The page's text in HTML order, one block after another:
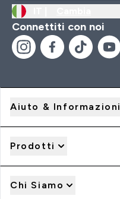
Connettiti con noi
Aiuto & Informazioni
Prodotti
Chi Siamo